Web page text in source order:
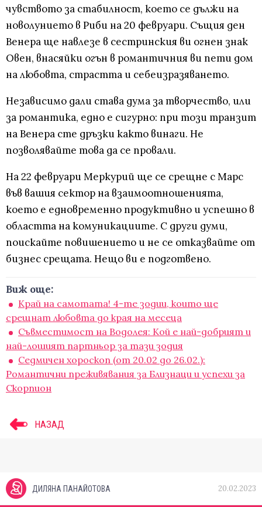
чувството за стабилност, което се дължи на
новолунието в Риби на 20 февруари. Същия ден
Венера ще навлезе в сестринския ви огнен знак
Овен, внасяйки огън в романтичния ви пети дом
на любовта, страстта и себеизразяването.
Независимо дали става дума за творчество, или
за романтика, едно е сигурно: при този транзит
на Венера сте дръзки както винаги. Не
позволявайте това да се провали.
На 22 февруари Меркурий ще се срещне с Марс
във вашия сектор на взаимоотношенията,
което е едновременно продуктивно и успешно в
областта на комуникациите. С други думи,
поискайте повишението и не се отказвайте от
бизнес срещата. Нещо ви е подготвено.
Виж още:
Край на самотата! 4-те зодии, които ще
срещнат любовта до края на месеца
Съвместимост на Водолея: Кой е най-добрият и
най-лошият партньор за тази зодия
Седмичен хороскоп (от 20.02 до 26.02.):
Романтични преживявания за Близнаци и успехи за
Скорпион
НАЗАД
ДИЛЯНА ПАНАЙОТОВА 20.02.2023